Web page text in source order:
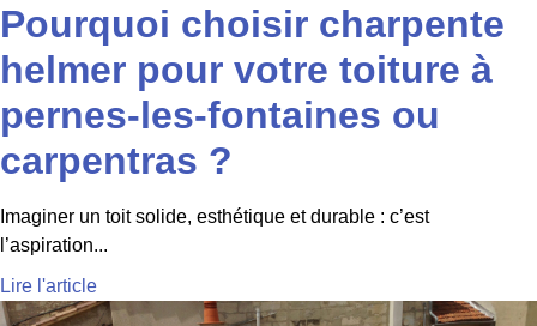
Pourquoi choisir charpente
helmer pour votre toiture à
pernes-les-fontaines ou
carpentras ?
Imaginer un toit solide, esthétique et durable : c’est
l’aspiration...
Lire l'article